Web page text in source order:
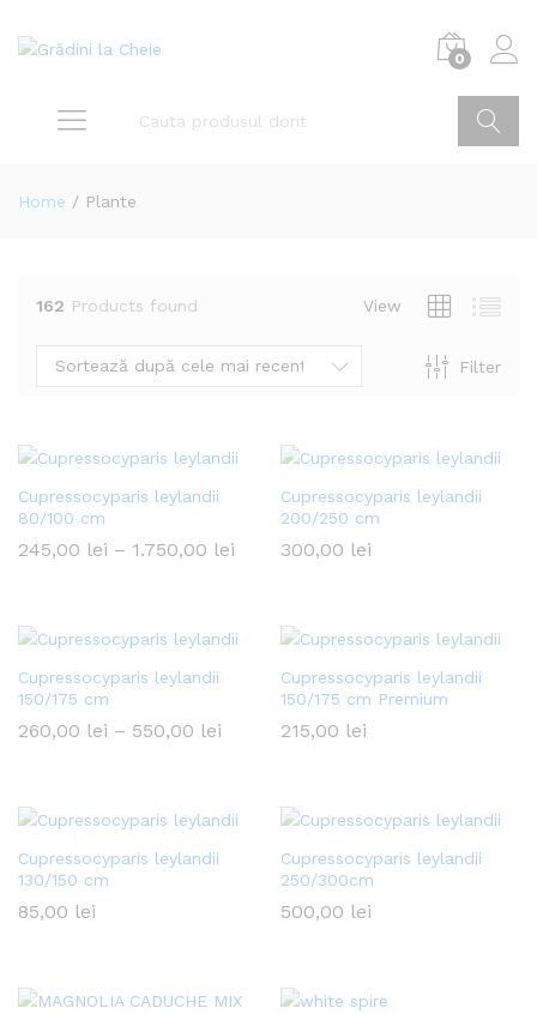
0
Home / Plante
162 Products found View
Filter
Sortează după cele mai recente
Cupressocyparis leylandii
80/100 cm
245,00 lei – 1.750,00 lei Interval
la
Cupressocyparis leylandii
200/250 cm
300,00 lei
Cupressocyparis leylandii
150/175 cm
260,00 lei – 550,00 lei Interval
la
Cupressocyparis leylandii
150/175 cm Premium
215,00 lei
Cupressocyparis leylandii
130/150 cm
85,00 lei
Cupressocyparis leylandii
250/300cm
500,00 lei